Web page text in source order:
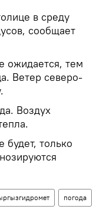
в среду
сообщает
ожидается, тем
Ветер северо-
Воздух
будет, только
погода